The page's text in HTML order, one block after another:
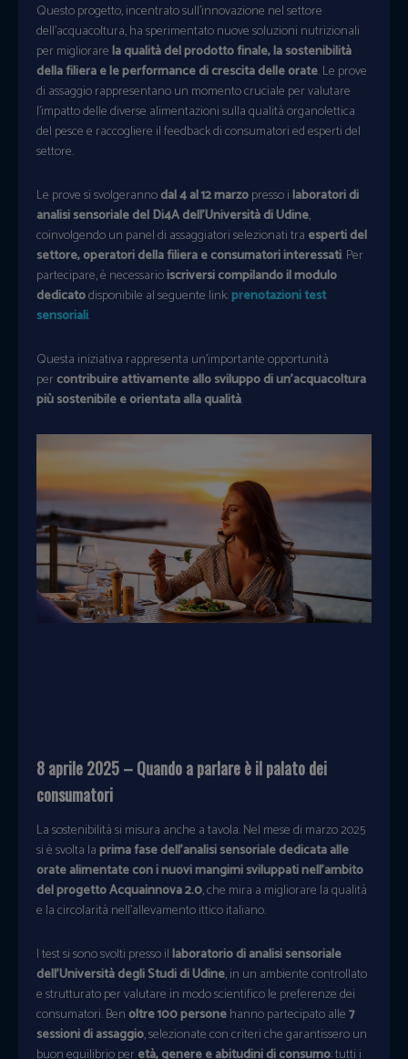
Questo progetto, incentrato sull’innovazione nel settore
dell’acquacoltura, ha sperimentato nuove soluzioni nutrizionali
per migliorarela qualità del prodotto finale, la sostenibilità
della filiera e le performance di crescita delle orate. Le prove
di assaggio rappresentano un momento cruciale per valutare
l’impatto delle diverse alimentazioni sulla qualità organolettica
del pesce e raccogliere il feedback di consumatori ed esperti del
settore.
Le prove si svolgerannodal 4 al 12 marzopresso ilaboratori di
analisi sensoriale del Di4A dell’Università di Udine,
coinvolgendo un panel di assaggiatori selezionati tra esperti del
settore, operatori della filiera e consumatori interessati. Per
partecipare, è necessarioiscriversi compilando il modulo
dedicatodisponibile al seguente link:prenotazioni test
sensoriali.
Questa iniziativa rappresenta un’importante opportunità
percontribuire attivamente allo sviluppo di un’acquacoltura
più sostenibile e orientata alla qualità.
8 aprile 2025 – Quando a parlare è il palato dei
consumatori
La sostenibilità si misura anche a tavola. Nel mese di marzo 2025
si è svolta laprima fase dell’analisi sensoriale dedicata alle
orate alimentate con i nuovi mangimi sviluppati nell’ambito
del progetto Acquainnova 2.0, che mira a migliorare la qualità
e la circolarità nell’allevamento ittico italiano.
I test si sono svolti presso illaboratorio di analisi sensoriale
dell’Università degli Studi di Udine, in un ambiente controllato
e strutturato per valutare in modo scientifico le preferenze dei
consumatori. Benoltre 100 personehanno partecipato alle7
sessioni di assaggio, selezionate con criteri che garantissero un